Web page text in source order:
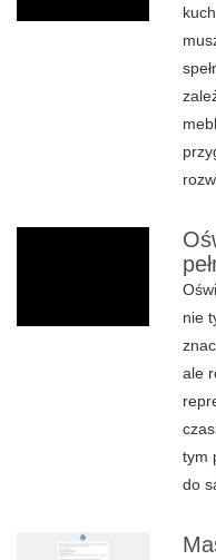
nie
ale
tym
do